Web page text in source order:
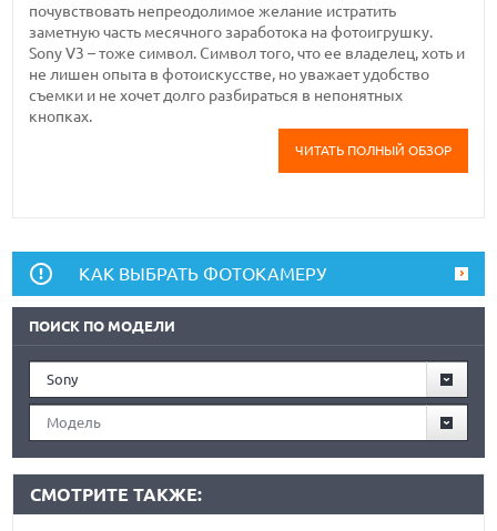
почувствовать непреодолимое желание истратить
заметную часть месячного заработока на фотоигрушку.
Sony V3 – тоже символ. Символ того, что ее владелец, хоть и
не лишен опыта в фотоискусстве, но уважает удобство
съемки и не хочет долго разбираться в непонятных
кнопках.
ЧИТАТЬ ПОЛНЫЙ ОБЗОР
КАК ВЫБРАТЬ ФОТОКАМЕРУ
ПОИСК ПО МОДЕЛИ
Sony
Модель
СМОТРИТЕ ТАКЖЕ: